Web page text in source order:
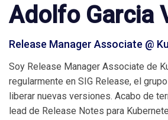
Adolfo Garcia
Release Manager Associate @
Soy Release Manager Associate de
regularmente en SIG Release, el
liberar nuevas versiones. Acabo de
lead de Release Notes para